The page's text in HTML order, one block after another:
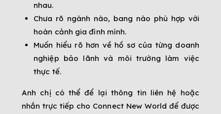
nhau.
Chưa rõ ngành nào, bang nào phù hợp với
hoàn cảnh gia đình mình.
Muốn hiểu rõ hơn về hồ sơ của từng doanh
nghiệp bảo lãnh và môi trường làm việc
thực tế.
Anh chị có thể để lại thông tin liên hệ hoặc
nhắn trực tiếp cho Connect New World để được